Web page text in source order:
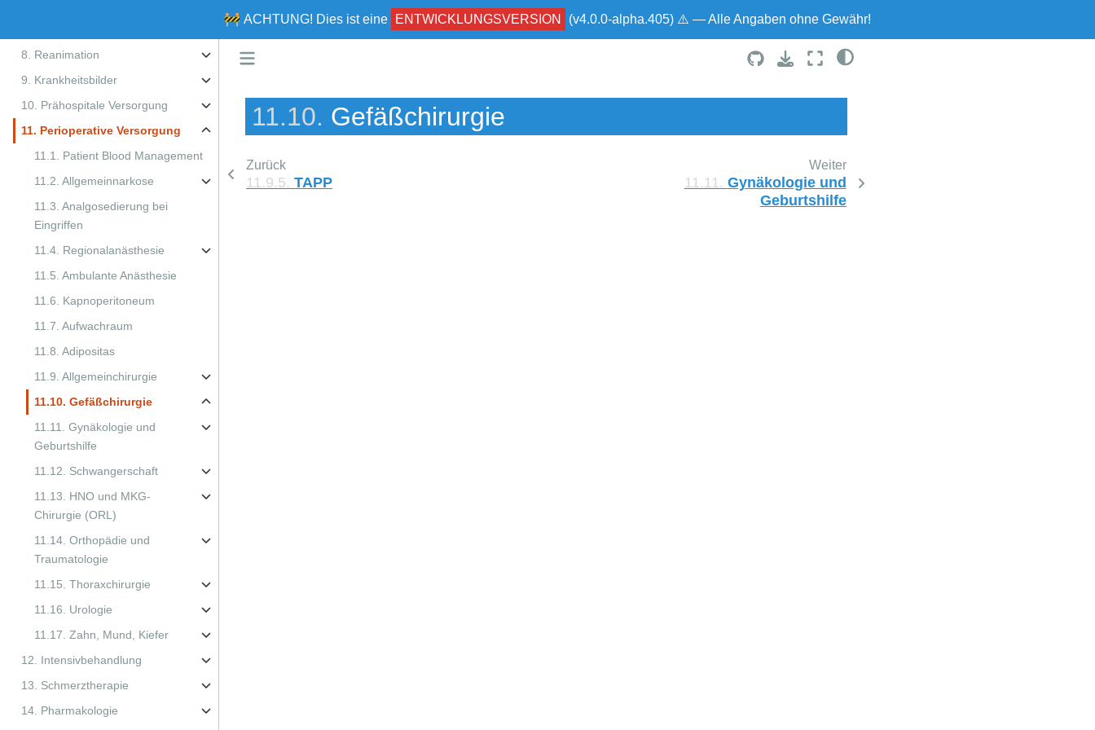
🚧 ACHTUNG! Dies ist eine ENTWICKLUNGSVERSION (v4.0.0-alpha.405) ⚠ — Alle Angaben ohne Gewähr!
8. Reanimation
9. Krankheitsbilder
10. Prähospitale Versorgung
11. Perioperative Versorgung
11.1. Patient Blood Management
11.2. Allgemeinnarkose
11.3. Analgosedierung bei
Eingriffen
11.4. Regionalanästhesie
11.5. Ambulante Anästhesie
11.6. Kapnoperitoneum
11.7. Aufwachraum
11.8. Adipositas
11.9. Allgemeinchirurgie
11.10. Gefäßchirurgie
11.11. Gynäkologie und
Geburtshilfe
11.12. Schwangerschaft
11.13. HNO und MKG-
Chirurgie (ORL)
11.14. Orthopädie und
Traumatologie
11.15. Thoraxchirurgie
11.16. Urologie
11.17. Zahn, Mund, Kiefer
12. Intensivbehandlung
13. Schmerztherapie
14. Pharmakologie
11.10. Gefäßchirurgie
Zurück
11.9.5.TAPP
Weiter
11.11. Gynäkologie und
Geburtshilfe